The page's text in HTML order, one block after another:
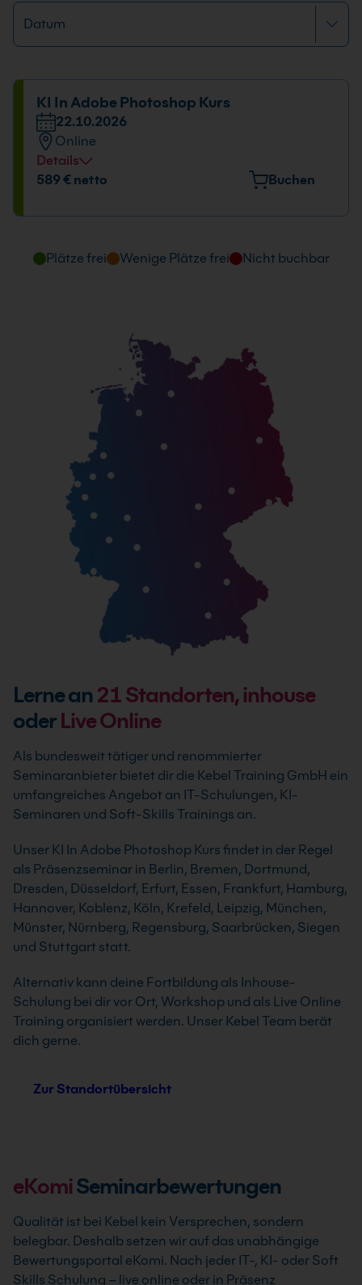
KI In Adobe Photoshop Kurs
22.10.2026
Online
Details
Datum und Uhrzeit
589 € netto Buchen
Plätze frei Wenige Plätze frei Nicht buchbar
Lerne an 21Standorten, inhouse
oderLive Online
Als bundesweit tätiger und renommierter
Seminaranbieter bietet dir die Kebel Training GmbH ein
umfangreiches Angebot an IT-Schulungen, KI-
Seminaren und Soft-Skills Trainings an.
Unser KI In Adobe Photoshop Kurs findet in der Regel
als Präsenzseminar in Berlin, Bremen, Dortmund,
Dresden, Düsseldorf, Erfurt, Essen, Frankfurt, Hamburg,
Hannover, Koblenz, Köln, Krefeld, Leipzig, München,
Münster, Nürnberg, Regensburg, Saarbrücken, Siegen
und Stuttgart statt.
Alternativ kann deine Fortbildung als Inhouse-
Schulung bei dir vor Ort, Workshop und als Live Online
Training organisiert werden. Unser Kebel Team berät
dich gerne.
Zur Standortübersicht
eKomiSeminarbewertungen
Qualität ist bei Kebel kein Versprechen, sondern
belegbar. Deshalb setzen wir auf das unabhängige
Bewertungsportal eKomi. Nach jeder IT-, KI- oder Soft
Skills Schulung – live online oder in Präsenz